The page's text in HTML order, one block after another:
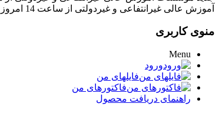
آموزش عالی غیرانتفاعی و غیردولتی از ساعت 14 امروز (دوشنبه) آغاز می شود.
منوی کاربری
Menu
ورود
فایلهای من
فاکتورهای من
راهنمای دریافت محصول